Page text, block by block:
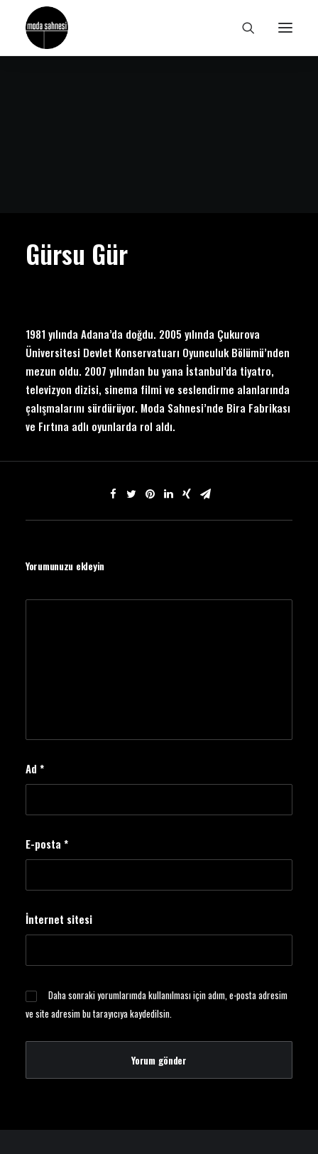
Gürsu Gür
1981 yılında Adana’da doğdu. 2005 yılında Çukurova
Üniversitesi Devlet Konservatuarı Oyunculuk Bölümü’nden
mezun oldu. 2007 yılından bu yana İstanbul’da tiyatro,
televizyon dizisi, sinema filmi ve seslendirme alanlarında
çalışmalarını sürdürüyor. Moda Sahnesi’nde Bira Fabrikası
ve Fırtına adlı oyunlarda rol aldı.
Yorumunuzu ekleyin
Ad *
E-posta *
İnternet sitesi
Daha sonraki yorumlarımda kullanılması için adım, e-posta adresim
ve site adresim bu tarayıcıya kaydedilsin.